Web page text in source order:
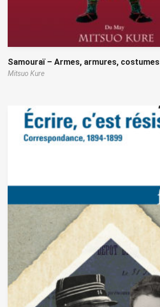
Samouraï – Armes, armures, costumes
Mitsuo Kure